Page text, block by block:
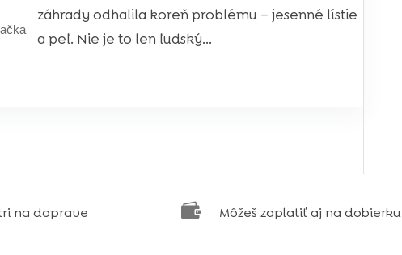
záhrady odhalila koreň problému – jesenné lístie
a peľ. Nie je to len ľudský...
na doprave  Môžeš zaplatiť aj na dobierku